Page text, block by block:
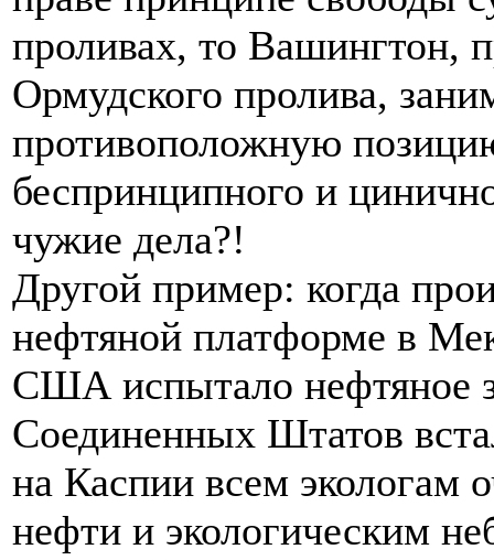
проливах, то Вашингтон,
Ормудского пролива,
противоположную
беспринципного и
чужие дела?!
Другой пример: когда
нефтяной платформе в
США испытало нефтяное
Соединенных Штатов
на Каспии всем экологам
нефти и экологическим